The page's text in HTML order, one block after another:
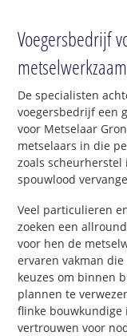
Voegersbedrijf
De specialisten
voegersbedrijf een
voor Metselaar
metselaars in die
zoals
spouwlood
Veel particulieren
zoeken een
voor hen de
ervaren vakman
keuzes om binnen
plannen te
flinke bouwkundige
vertrouwen voor